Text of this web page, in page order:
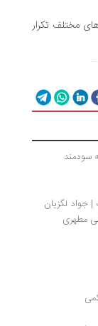
تکرار
چرا مجموعه آثار چارلز تیلور برای تحلیل مفهوم توسعه سودمند